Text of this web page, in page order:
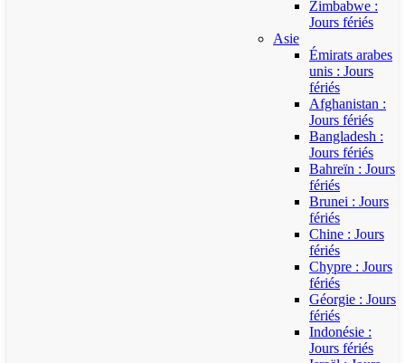
Zimbabwe :
Jours fériés
Asie
Émirats arabes
unis : Jours
fériés
Afghanistan :
Jours fériés
Bangladesh :
Jours fériés
Bahreïn : Jours
fériés
Brunei : Jours
fériés
Chine : Jours
fériés
Chypre : Jours
fériés
Géorgie : Jours
fériés
Indonésie :
Jours fériés